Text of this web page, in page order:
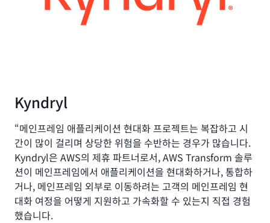
Kyndryl
“메인프레임 애플리케이션 현대화 프로젝트는 복잡하고 시
간이 많이 걸리며 상당한 위험을 수반하는 경우가 많습니다.
Kyndryl은 AWS의 제휴 파트너로서, AWS Transform 솔루
션이 메인프레임에서 애플리케이션을 현대화하거나, 통합하
거나, 메인프레임 외부로 이동하려는 고객의 메인프레임 현
대화 여정을 어떻게 지원하고 가속화할 수 있는지 직접 경험
했습니다.